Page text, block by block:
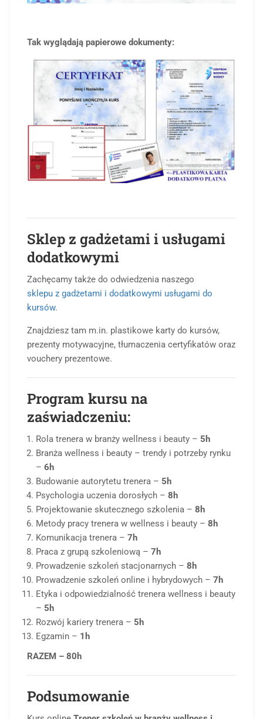
Tak wyglądają papierowe dokumenty:
Sklep z gadżetami i usługami
dodatkowymi
Zachęcamy także do odwiedzenia naszego
sklepu z gadżetami i dodatkowymi usługami do
kursów.
Znajdziesz tam m.in. plastikowe karty do kursów,
prezenty motywacyjne, tłumaczenia certyfikatów oraz
vouchery prezentowe.
Program kursu na
zaświadczeniu:
Rola trenera w branży wellness i beauty – 5h
Branża wellness i beauty – trendy i potrzeby rynku
– 6h
Budowanie autorytetu trenera – 5h
Psychologia uczenia dorosłych – 8h
Projektowanie skutecznego szkolenia – 8h
Metody pracy trenera w wellness i beauty – 8h
Komunikacja trenera – 7h
Praca z grupą szkoleniową – 7h
Prowadzenie szkoleń stacjonarnych – 8h
Prowadzenie szkoleń online i hybrydowych – 7h
Etyka i odpowiedzialność trenera wellness i beauty
– 5h
Rozwój kariery trenera – 5h
Egzamin – 1h
RAZEM – 80h
Podsumowanie